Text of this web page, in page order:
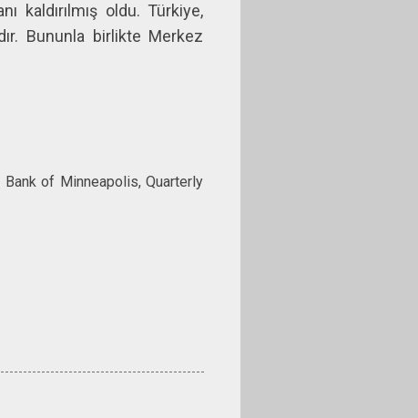
kaldırılmış oldu. Türkiye,
Bununla birlikte Merkez
of Minneapolis, Quarterly